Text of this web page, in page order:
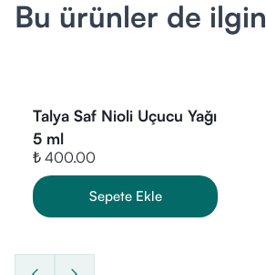
Bu ürünler de
Talya Saf Nioli Uçucu Yağı
5 ml
₺ 400.00
Sepete Ekle